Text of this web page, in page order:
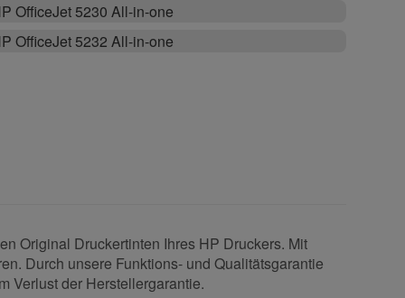
OfficeJet 5230 All-in-one
OfficeJet 5232 All-in-one
Original Druckertinten Ihres HP Druckers. Mit
Durch unsere Funktions- und Qualitätsgarantie
Verlust der Herstellergarantie.